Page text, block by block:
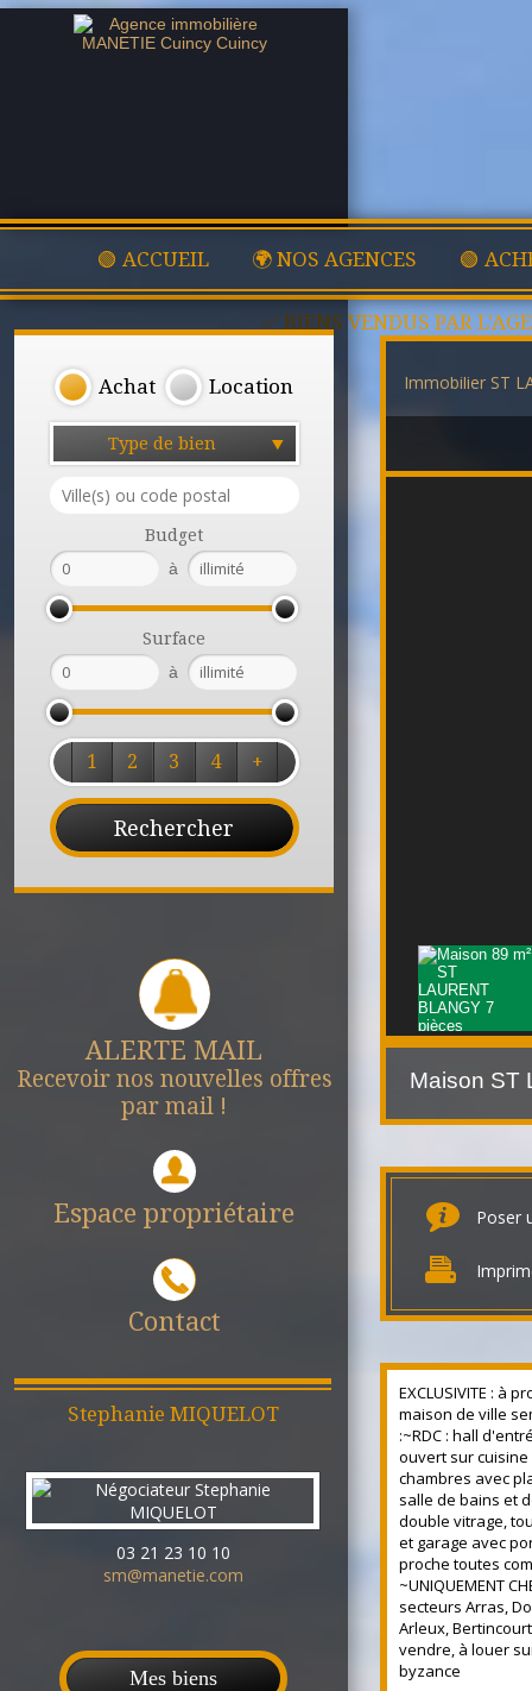
🟢 ACCUEIL 🌍 NOS AGENCES 🟢
✅ BIENS VENDUS PAR
Achat Location
Type de bien
Budget
à
Surface
à
1 2 3 4 +
ALERTE MAIL
Recevoir nos nouvelles offres
par mail !
Espace propriétaire
Contact
Stephanie MIQUELOT
03 21 23 10 10
sm@manetie.com
Mes biens
Immobilier ST
Maison ST
Poser
EXCLUSIVITE : à
maison de ville
:~RDC : hall
ouvert sur cuisine
chambres avec
salle de bains et
double vitrage,
et garage avec
proche toutes
~UNIQUEMENT
secteurs Arras,
Arleux,
vendre, à louer
byzance